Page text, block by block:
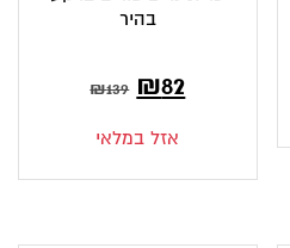
בהיר
₪139 המחיר
המקורי
היה:
₪82המחיר
הוא:
אזל במלאי